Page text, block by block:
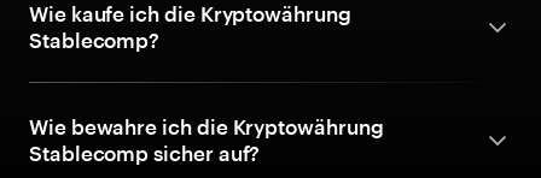
Wie kaufe ich die Kryptowährung
Stablecomp?
Wie bewahre ich die Kryptowährung
Stablecomp sicher auf?